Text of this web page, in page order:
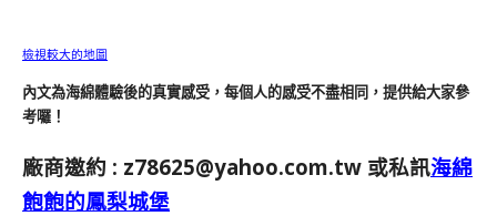
檢視較大的地圖
內文為海綿體驗後的真實感受，每個人的感受不盡相同，提供給大家參
考囉！
廠商邀約 : z78625@yahoo.com.tw 或私訊海綿
飽飽的鳳梨城堡